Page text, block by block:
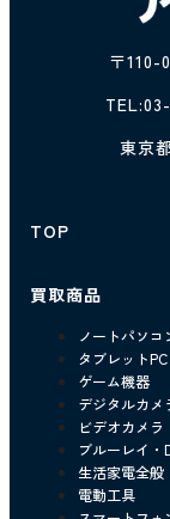
〒110-
TEL:
東京
TOP
買取商品
ノートパソコ
タブレットPC
ゲーム機器
デジタルカメ
ビデオカメラ
ブルーレイ・
生活家電全般
電動工具